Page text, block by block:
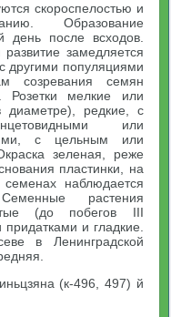
скороспелостью и
Образование
день после всходов.
замедляется
другими популяциями
созревания семян
Розетки мелкие или
редкие, с
или
с цельным или
зеленая, реже
пластинки, на
наблюдается
растения
(до побегов III
и гладкие.
в Ленинградской
(к-496, 497) й